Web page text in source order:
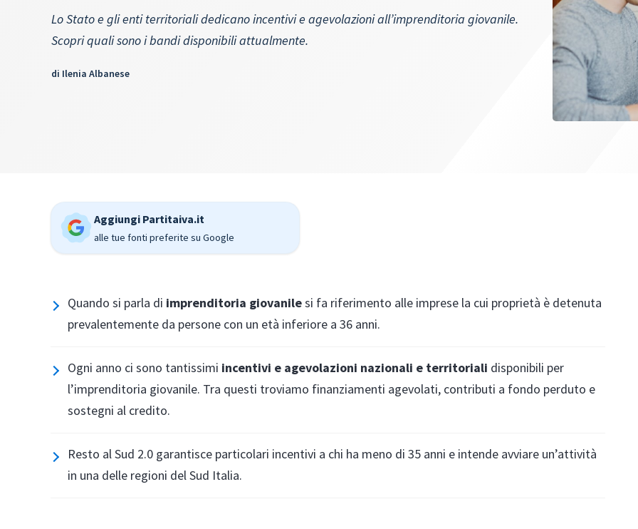
Lo Stato e gli enti territoriali dedicano incentivi e agevolazioni all’imprenditoria giovanile.
Scopri quali sono i bandi disponibili attualmente.
di Ilenia Albanese
Aggiungi Partitaiva.it
alle tue fonti preferite su Google
Quando si parla di imprenditoria giovanilesi fa riferimento alle imprese la cui proprietà è detenuta
prevalentemente da persone con un età inferiore a 36 anni.
Ogni anno ci sono tantissimi incentivi e agevolazioni nazionali e territoriali disponibili per
l’imprenditoria giovanile. Tra questi troviamo finanziamenti agevolati, contributi a fondo perduto e
sostegni al credito.
Resto al Sud 2.0 garantisce particolari incentivi a chi ha meno di 35 anni e intende avviare un’attività
in una delle regioni del Sud Italia.